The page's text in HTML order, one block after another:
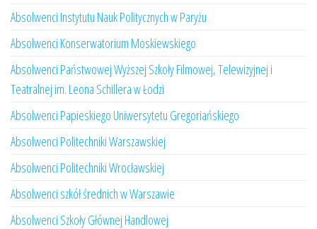
Absolwenci Instytutu Nauk Politycznych w Paryżu
Absolwenci Konserwatorium Moskiewskiego
Absolwenci Państwowej Wyższej Szkoły Filmowej, Telewizyjnej i
Teatralnej im. Leona Schillera w Łodzi
Absolwenci Papieskiego Uniwersytetu Gregoriańskiego
Absolwenci Politechniki Warszawskiej
Absolwenci Politechniki Wrocławskiej
Absolwenci szkół średnich w Warszawie
Absolwenci Szkoły Głównej Handlowej